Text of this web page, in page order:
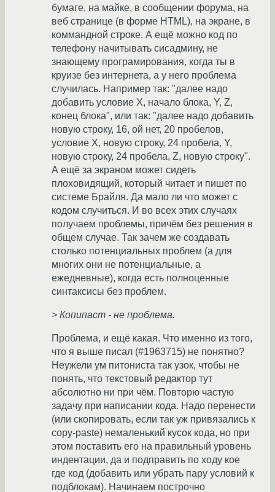
бумаге, на майке, в сообщении форума, на
веб странице (в форме HTML), на экране, в
коммандной строке. А ещё можно код по
телефону начитывать сисадмину, не
знающему програмирования, когда ты в
круизе без интернета, а у него проблема
случилась. Например так: "далее надо
добавить условие X, начало блока, Y, Z,
конец блока", или так: "далее надо добавить
новую строку, 16, ой нет, 20 пробелов,
условие X, новую строку, 24 пробела, Y,
новую строку, 24 пробела, Z, новую строку".
А ещё за экраном может сидеть
плоховидящий, который читает и пишет по
системе Брайля. Да мало ли что может с
кодом случиться. И во всех этих случаях
получаем проблемы, причём без решения в
общем случае. Так зачем же создавать
столько потенциальных проблем (а для
многих они не потенциальные, а
ежедневные), когда есть полноценные
синтаксисы без проблем.
> Копипаст - не проблема.
Проблема, и ещё какая. Что именно из того,
что я выше писал (#1963715) не понятно?
Неужели ум питониста так узок, чтобы не
понять, что текстовый редактор тут
абсолютно ни при чём. Повторю частую
задачу при написании кода. Надо перенести
(или скопировать, если так уж привязались к
copy-paste) немаленький кусок кода, но при
этом поставить его на правильный уровень
индентации, да и подправить по ходу кое
где код (добавить или убрать пару условий к
подблокам). Начинаем построчно